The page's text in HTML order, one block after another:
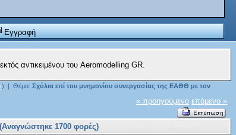
Εγγραφή
αντικειμένου του Aeromodelling GR.
) | Θέμα: Σχόλια επί του μνημονίου συνεργασίας της ΕΑΘΘ με τον
« προηγούμενο επόμενο »
1700 φορές)